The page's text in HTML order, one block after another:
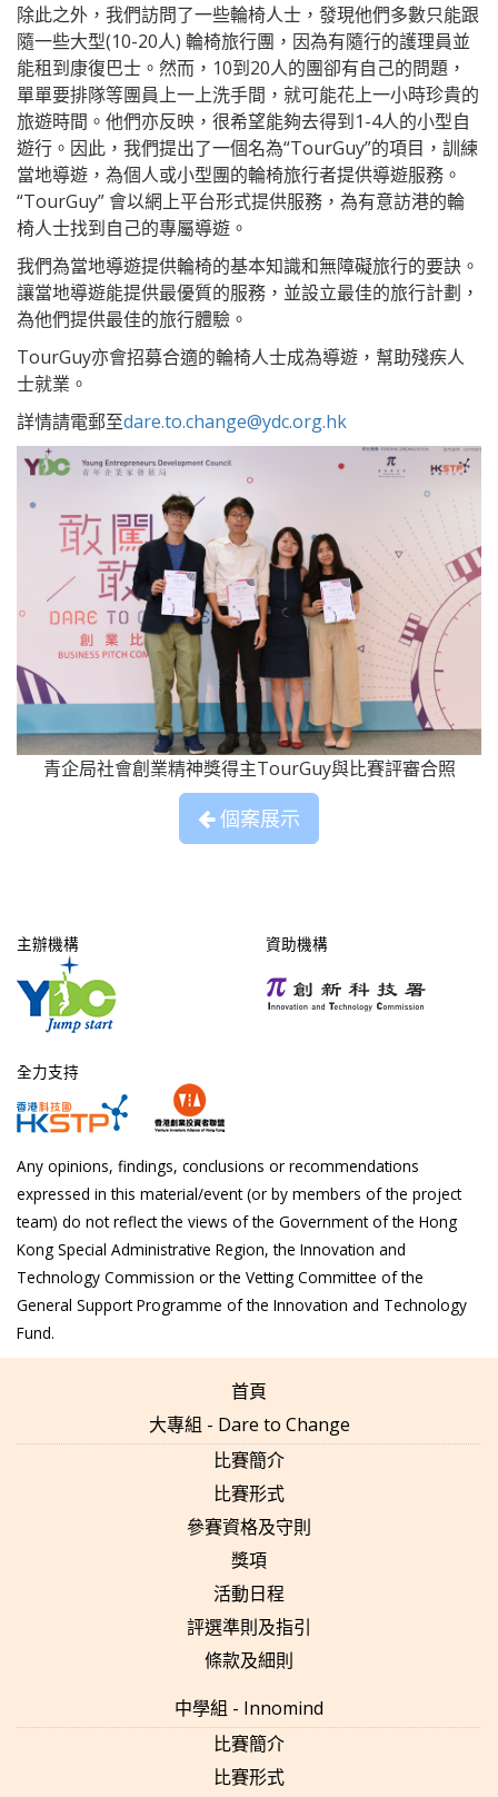
除此之外，我們訪問了一些輪椅人士，發現他們多數只能跟
隨一些大型(10-20人) 輪椅旅行團，因為有隨行的護理員並
能租到康復巴士。然而，10到20人的團卻有自己的問題，
單單要排隊等團員上一上洗手間，就可能花上一小時珍貴的
旅遊時間。他們亦反映，很希望能夠去得到1-4人的小型自
遊行。因此，我們提出了一個名為“TourGuy”的項目，訓練
當地導遊，為個人或小型團的輪椅旅行者提供導遊服務。
“TourGuy” 會以網上平台形式提供服務，為有意訪港的輪
椅人士找到自己的專屬導遊。
我們為當地導遊提供輪椅的基本知識和無障礙旅行的要訣。
讓當地導遊能提供最優質的服務，並設立最佳的旅行計劃，
為他們提供最佳的旅行體驗。
TourGuy亦會招募合適的輪椅人士成為導遊，幫助殘疾人
士就業。
詳情請電郵至dare.to.change@ydc.org.hk
青企局社會創業精神獎得主TourGuy與比賽評審合照
個案展示
主辦機構 資助機構
全力支持
Any opinions, findings, conclusions or recommendations
expressed in this material/event (or by members of the project
team) do not reflect the views of the Government of the Hong
Kong Special Administrative Region, the Innovation and
Technology Commission or the Vetting Committee of the
General Support Programme of the Innovation and Technology
Fund.
首頁
大專組 - Dare to Change
比賽簡介
比賽形式
參賽資格及守則
獎項
活動日程
評選準則及指引
條款及細則
中學組 - Innomind
比賽簡介
比賽形式